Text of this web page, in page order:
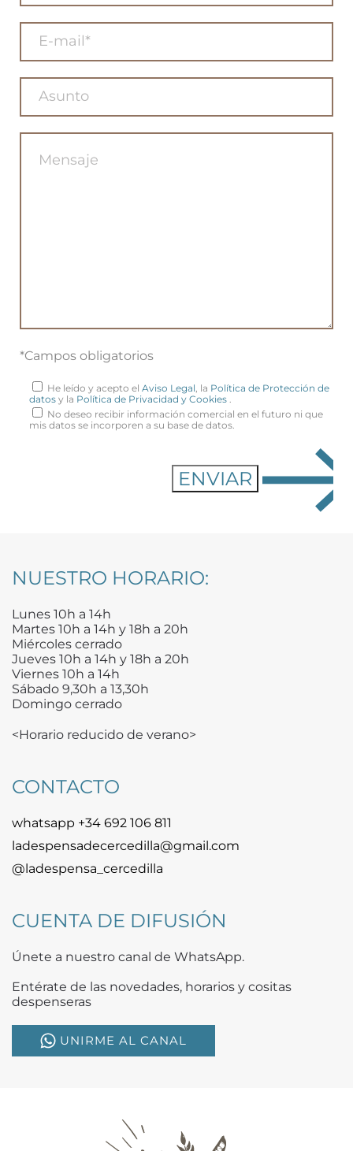
*Campos obligatorios
He leído y acepto el Aviso Legal, la Política de Protección de
datos y la Política de Privacidad y Cookies .
No deseo recibir información comercial en el futuro ni que
mis datos se incorporen a su base de datos.
NUESTRO HORARIO:
Lunes 10h a 14h
Martes 10h a 14h y 18h a 20h
Miércoles cerrado
Jueves 10h a 14h y 18h a 20h
Viernes 10h a 14h
Sábado 9,30h a 13,30h
Domingo cerrado
<Horario reducido de verano>
CONTACTO
whatsapp +34 692 106 811
ladespensadecercedilla@gmail.com
@ladespensa_cercedilla
CUENTA DE DIFUSIÓN
Únete a nuestro canal de WhatsApp.
Entérate de las novedades, horarios y cositas
despenseras
UNIRME AL CANAL